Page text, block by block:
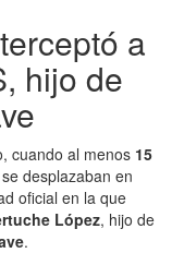
a
hijo de
cuando al menos 15
desplazaban en
oficial en la que
López, hijo de
.